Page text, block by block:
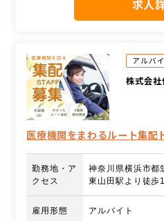
求人
アルバ
株式会
医療機関をまわるルート集配
勤務地・ア
クセス
神奈川県横浜市都
東山田駅より徒歩
雇用形態 アルバイト